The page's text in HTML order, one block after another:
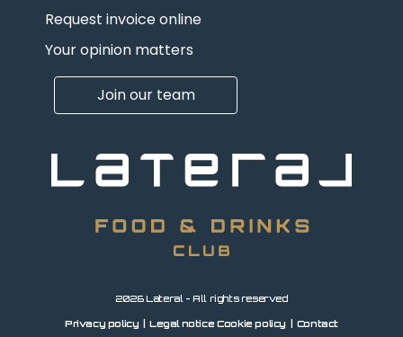
Request invoice online
Your opinion matters
Join our team
2026 Lateral - All rights reserved
Privacy policy Legal notice Cookie policy Contact